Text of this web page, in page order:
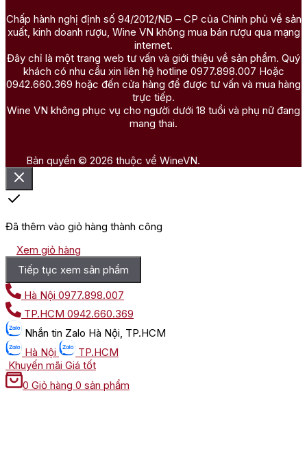
Chấp hành nghị định số 94/2012/NĐ – CP của Chính phủ về sản
xuất, kinh doanh rượu, Wine VN không mua bán rượu qua mạng
internet.
Đây chỉ là một trang web tư vấn và giới thiệu về sản phẩm. Quý
khách có nhu cầu xin liên hệ hotline 0977.898.007 Hoặc
0942.660.369 hoặc đến cửa hàng để được tư vấn và mua hàng
trực tiếp.
Wine VN không phục vụ cho người dưới 18 tuổi và phụ nữ đang
mang thai.
Bản quyền © 2026 thuộc về WineVN.
Đã thêm vào giỏ hàng thành công
Xem giỏ hàng
Tiếp tục xem sản phẩm
Hà Nội 0977.898.007
TP.HCM 0942.660.369
Nhắn tin Zalo Hà Nội, TP.HCM
Hà Nội
TP.HCM
Khuyến mãi Giá tốt
0 Giỏ hàng 0 sản phẩm